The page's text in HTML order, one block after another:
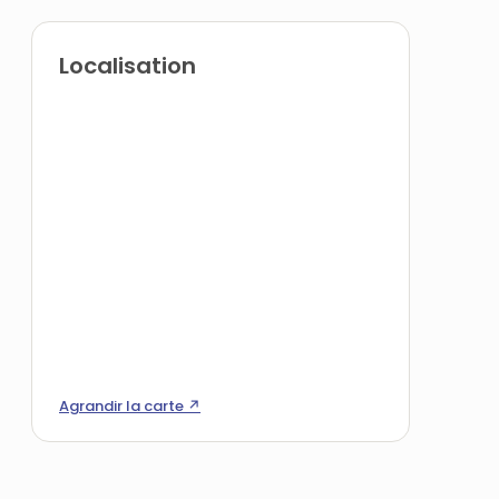
Localisation
Agrandir la carte ↗